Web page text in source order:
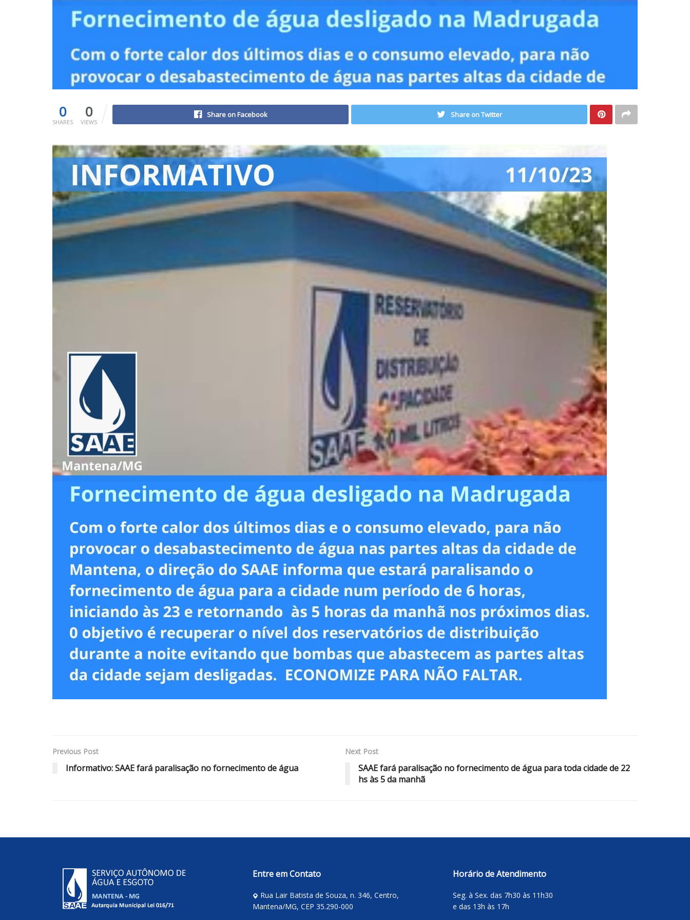
0
SHARES
0
VIEWS
Share on Facebook Share on Twitter
Previous Post
Informativo: SAAE fará paralisação no fornecimento de água
Next Post
SAAE fará paralisação no fornecimento de água para toda cidade de 22
hs às 5 da manhã
Entre em Contato
Rua Lair Batista de Souza, n. 346, Centro,
Mantena/MG, CEP 35.290-000
Horário de Atendimento
Seg. à Sex. das 7h30 às 11h30
e das 13h às 17h